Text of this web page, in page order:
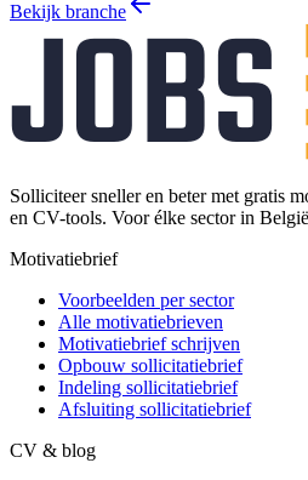
Bekijk branche
Solliciteer sneller en beter met gratis
en CV-tools. Voor élke sector in
Motivatiebrief
Voorbeelden per sector
Alle motivatiebrieven
Motivatiebrief schrijven
Opbouw sollicitatiebrief
Indeling sollicitatiebrief
Afsluiting sollicitatiebrief
CV & blog